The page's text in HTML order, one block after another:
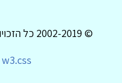
© 2002-2019 כל הזכויות שמורות לפסיכולוגיה עברית
w3.css